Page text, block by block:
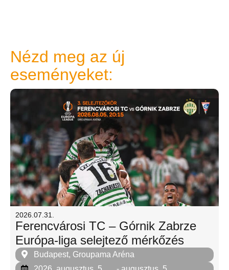
Nézd meg az új
eseményeket:
2026.07.31.
Ferencvárosi TC – Górnik Zabrze
Európa-liga selejtező mérkőzés
Budapest, Groupama Aréna